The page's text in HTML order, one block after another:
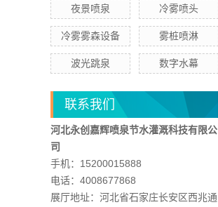
夜景喷泉 冷雾喷头
冷雾雾森设备 雾桩喷淋
波光跳泉 数字水幕
联系我们
河北永创嘉辉喷泉节水灌溉科技有限公
司
手机：15200015888
电话：4008677868
展厅地址：河北省石家庄长安区西兆通